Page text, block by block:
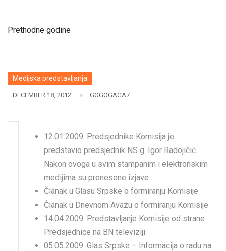
Prethodne godine
Medijska predstavljanja
DECEMBER 18, 2012 GOGOGAGA7
12.01.2009. Predsjednike Komisija je
predstavio predsjednik NS g. Igor Radojičić
Nakon ovoga u svim stampanim i elektronskim
medijima su prenesene izjave.
Članak u Glasu Srpske o formiranju Komisije
Članak u Dnevnom Avazu o formiranju Komisije
14.04.2009. Predstavljanje Komisije od strane
Predsjednice na BN televiziji
05.05.2009. Glas Srpske – Informacija o radu na